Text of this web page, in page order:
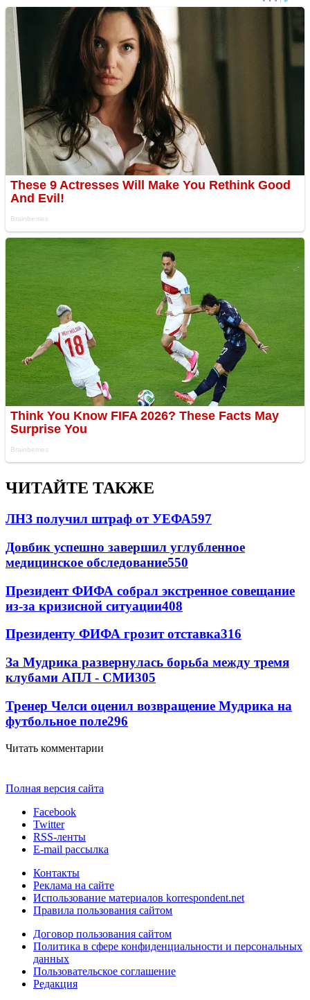
ЧИТАЙТЕ ТАКЖЕ
ЛНЗ получил штраф от УЕФА597
Довбик успешно завершил углубленное
медицинское обследование550
Президент ФИФА собрал экстренное совещание
из-за кризисной ситуации408
Президенту ФИФА грозит отставка316
За Мудрика развернулась борьба между тремя
клубами АПЛ - СМИ305
Тренер Челси оценил возвращение Мудрика на
футбольное поле296
Читать комментарии
Полная версия сайта
Facebook
Twitter
RSS-ленты
E-mail рассылка
Контакты
Реклама на сайте
Использование материалов korrespondent.net
Правила пользования сайтом
Договор пользования сайтом
Политика в сфере конфиденциальности и персональных
данных
Пользовательское соглашение
Редакция